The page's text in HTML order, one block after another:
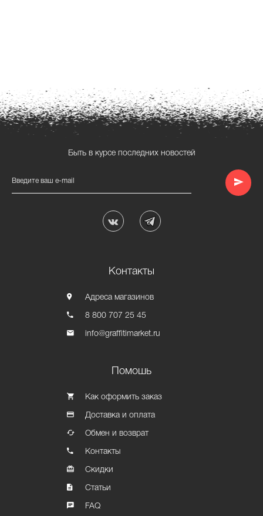
Быть в курсе последних новостей
Введите ваш e-mail
Контакты
Адреса магазинов
8 800 707 25 45
info@graffitimarket.ru
Помошь
Как оформить заказ
Доставка и оплата
Обмен и возврат
Контакты
Скидки
Статьи
FAQ